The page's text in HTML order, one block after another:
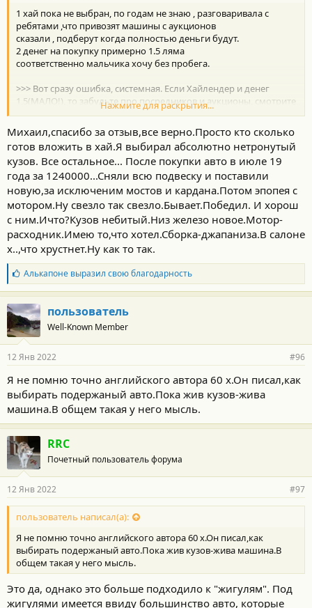
и
:
1 хай пока не выбран, по годам не знаю , разговаривала с
ребятами ,что привозят машины с аукционов
сказали , подберут когда полностью деньги будут.
2 денег на покупку примерно 1.5 ляма
соответственно мальчика хочу без пробега.
>>> Вот сразу ошибка, системная. Если Хайлендер и денег
1,5(МАЛО!), то забудьте про посредников и аукционы, смотрите
машины ЗДЕСЬ. Конкретно Хай-2, "сороковой кузов", 2011 год, в
лучшем случае 12-й. Это будет японская сборка и официальная
поставка в Россию (что очень хорошо по сравнению со
следующей фразой)
Если "хочу без пробега" то деньги будут эти же, а машина с
пробегом на соточку больше и на 2-3 года старше. И никто в
ней масло в моторе не менял ТАМ, и так далее.
На аукционах в Японии этих машин нет, ибо их нет в Японии.
На аукционах в Америке они есть, но это СОВСЕМ другие
машины. На мой взгляд - так себе, дерьмецо. И не забывайте,
что ваша будущая машина с аукциона в Америке, за 1,5 ляма,
будет состоять наполовину из машины а наполовину из затрат
на её привозку в РФ и прибыль доставщиков, которые вам
полтонны лапши на уши навешают.
а насчет толстых американских мальчиков вы это уж зря
>>> Не зря. Разговор был ПРО МАШИНЫ, а не промальчиков.
Сядьте за руль Хайлендера, на сидушку его широченную и
поймёте на что машина рассчитана. Я-то - лучше ЭТО знаю,
верно?
Нажмите для раскрытия...
Михаил,спасибо за отзыв,все верно.Просто кто сколько
готов вложить в хай.Я выбирал абсолютно нетронутый
кузов. Все остальное... После покупки авто в июле 19
года за 1240000...Сняли всю подвеску и поставили
новую,за исключеним мостов и кардана.Потом эпопея с
мотором.Ну свезло так свезло.Бывает.Победил. И хорош
с ним.Ичто?Кузов небитый.Низ железо новое.Мотор-
расходник.Имею то,что хотел.Сборка-джапаниза.В салоне
х..,что хрустнет.Ну как то так.
Б
л
а
г
о
д
а
н
с
т
и
Алькапоневыразил свою благодарность
пользователь
Well-Known Member
12 Янв 2022 #96
Я не помню точно английского автора 60 х.Он писал,как
выбирать подержаный авто.Пока жив кузов-жива
машина.В общем такая у него мысль.
RRC
Почетный пользователь форума
12 Янв 2022 #97
пользователь написал(а):
Я не помню точно английского автора 60 х.Он писал,как
выбирать подержаный авто.Пока жив кузов-жива машина.В
общем такая у него мысль.
Это да, однако это больше подходило к "жигулям". Под
жигулями имеется ввиду большинство авто, которые